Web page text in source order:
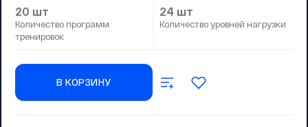
20 шт
Количество программ
тренировок
24 шт
Количество уровней нагрузки
В КОРЗИНУ